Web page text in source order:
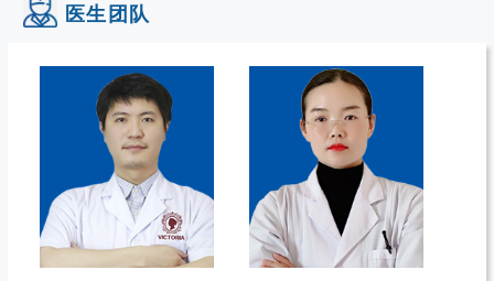
医生团队